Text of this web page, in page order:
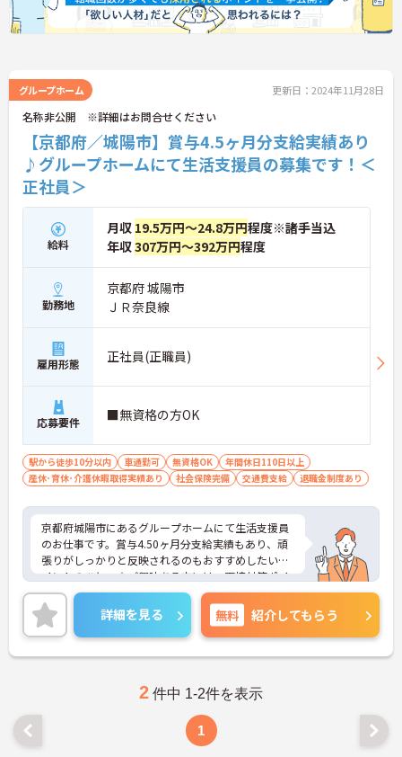
グループホーム 更新日：2024年11月28日
名称非公開 ※詳細はお問合せください
【京都府／城陽市】賞与4.5ヶ月分支給実績あり
♪グループホームにて生活支援員の募集です！＜
正社員＞
給料
月収 19.5万円～24.8万円程度※諸手当込
年収307万円～392万円程度
勤務地
京都府 城陽市
ＪＲ奈良線
雇用形態 正社員(正職員)
応募要件 ■無資格の方OK
駅から徒歩10分以内 車通勤可 無資格OK
年間休日110日以上
産休･育休･介護休暇取得実績あり
社会保険完備 交通費支給 退職金制度あり
京都府城陽市にあるグループホームにて生活支援員
のお仕事です。賞与4.50ヶ月分支給実績もあり、頑
張りがしっかりと反映されるのもおすすめしたいポ
イントのひとつ☆ご興味ある方には、面接対策ポイ
ントなど、さらに詳細をお話しいたしますのでお気
軽にご相談ください。
詳細を見る 無料 紹介してもらう
2 件中 1-2件を表示
1